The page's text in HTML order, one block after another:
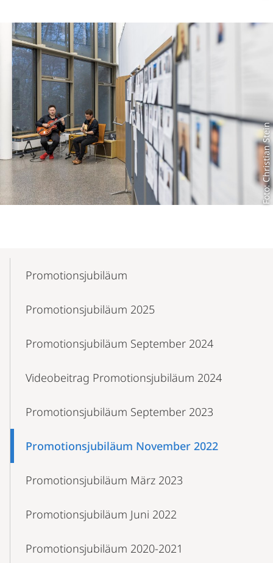
Foto: Christian Stein
NavigationPromotionsjubiläum
Promotionsjubiläum 2025
Promotionsjubiläum September 2024
Videobeitrag Promotionsjubiläum 2024
Promotionsjubiläum September 2023
Promotionsjubiläum November 2022
Promotionsjubiläum März 2023
Promotionsjubiläum Juni 2022
Promotionsjubiläum 2020-2021